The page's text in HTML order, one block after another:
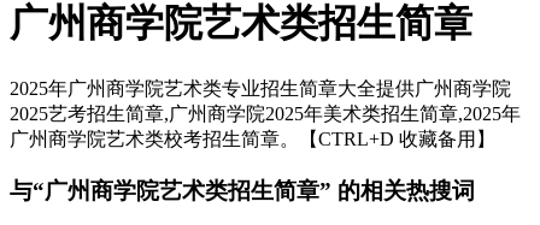
广州商学院艺术类招生简章
2025年广州商学院艺术类专业招生简章大全提供广州商学院
2025艺考招生简章,广州商学院2025年美术类招生简章,2025年
广州商学院艺术类校考招生简章。【CTRL+D 收藏备用】
与“广州商学院艺术类招生简章” 的相关热搜词